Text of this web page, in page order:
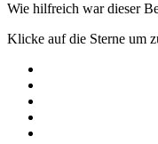
Wie hilfreich war dieser
Klicke auf die Sterne um